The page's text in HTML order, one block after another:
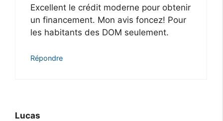
Excellent le crédit moderne pour obtenir
un financement. Mon avis foncez! Pour
les habitants des DOM seulement.
Répondre
Lucas